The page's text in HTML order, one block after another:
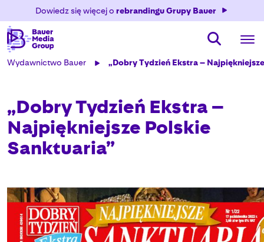
Dowiedz się więcej o rebrandingu Grupy Bauer
Wydawnictwo Bauer „Dobry Tydzień Ekstra –
„Dobry Tydzień Ekstra –
Najpiękniejsze Polskie
Sanktuaria”